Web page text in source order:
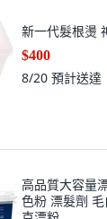
$400
8/20
色粉 漂髮劑 毛
克漂粉